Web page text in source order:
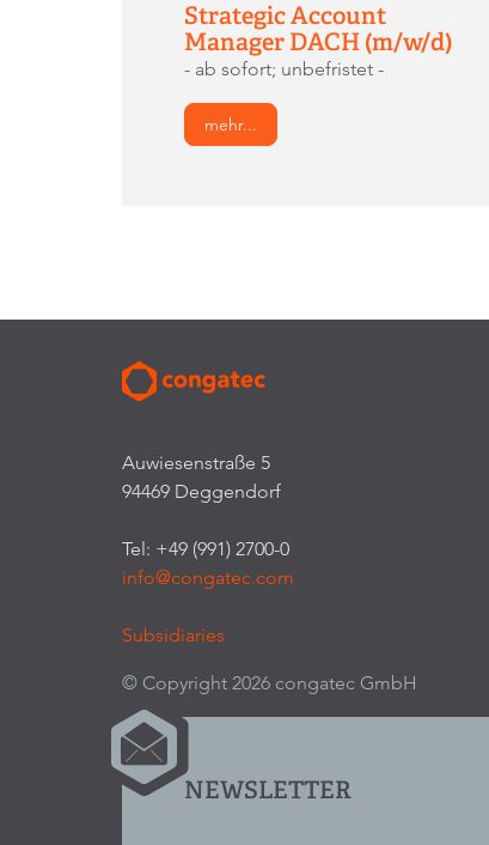
Strategic Account
Manager DACH (m/w/d)
- ab sofort; unbefristet -
mehr...
Auwiesenstraße 5
94469 Deggendorf
Tel: +49 (991) 2700-0
info@congatec.com
Subsidiaries
© Copyright 2026 congatec GmbH
NEWSLETTER